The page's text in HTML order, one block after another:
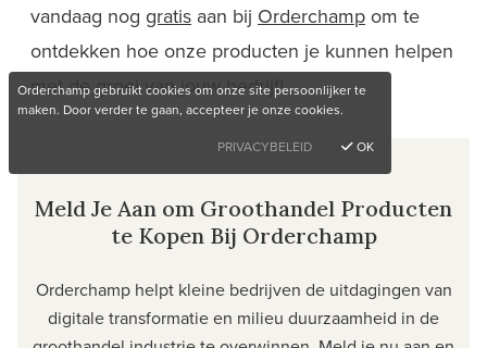
vandaag nog gratis aan bij Orderchamp om te
ontdekken hoe onze producten je kunnen helpen
met de groei van jouwbedrijf!
Meld Je Aan om Groothandel Producten
te Kopen Bij Orderchamp
Orderchamp helpt kleine bedrijven de uitdagingen van
digitale transformatie en milieu duurzaamheid in de
Orderchamp gebruikt cookies om onze site persoonlijker te
maken. Door verder te gaan, accepteer je onze cookies.
PRIVACYBELEID
OK